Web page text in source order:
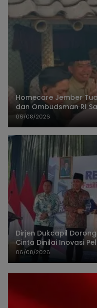
Homecare Jember
dan Ombudsman RI
Rumah Pasien
06/08/2026
Dirjen Dukcapil
Cinta Dinilai Inovasi
06/08/2026